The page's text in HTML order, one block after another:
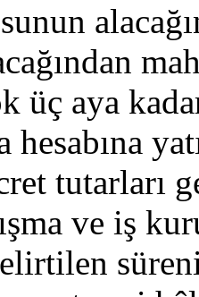
üç aya
tutarları
ve iş